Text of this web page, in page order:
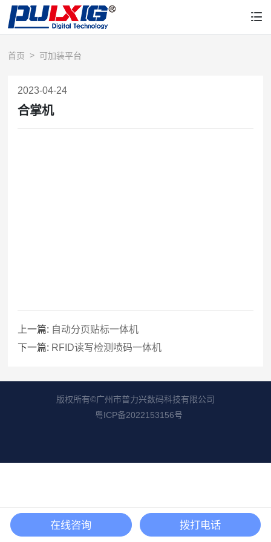
首页 可加装平台
2023-04-24
合掌机
上一篇: 自动分页贴标一体机
下一篇: RFID读写检测喷码一体机
版权所有©广州市普力兴数码科技有限公司
粤ICP备2022153156号
在线咨询 拨打电话